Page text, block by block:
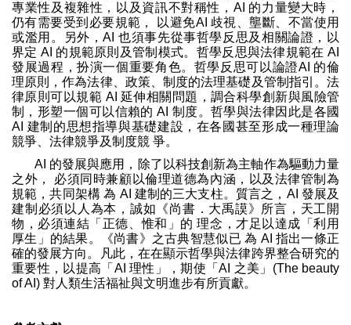
專業性及複雜性，以及資訊不對稱性，AI 的力量變大時，
仍有需要受到必要規範， 以避免AI 歧視、壟斷、不當使用
或濫用。另外，AI 也須事先從事哲學反思及相關論證，以
界定 AI 的規範原則及管制模式。哲學反思與法律規範在 AI
發展過程，扮演一個重要角色。哲學反思可以論證AI 的倫
理原則，作為法律、政策、制度的法理基礎及管制指引。法
律原則可以規範 AI 延伸相關問題，調合科學創新與風險管
制，形塑一個可以信賴的 AI 制度。哲學與法律因此是各國
AI 建制的思想指導與基礎建設，在各國甚至形成一種理論
競爭、法律競爭及制度競 爭。
AI 的發展與應用，除了以科技創新為主軸作為驅動力量
之外， 必須同時兼顧以倫理道德為內涵，以及法律管制為
規範，共同架構 為 AI 建制的三大支柱。質言之，AI 發展及
建制必須以人為本，誠如《尚書．大禹謨》所言，天工開
物，必須連結「正德、惟和」的 理念，才足以達成「利用
厚生」的結果。《尚書》之古典智慧似已 為 AI 指出一條正
確的發展方向。凡此，在在顯示哲學與法律跨界整合研究的
重要性，以提高「AI 理性」，期使「AI 之美」(The beauty
of AI) 對人類生活福祉與文明進步有所貢獻。